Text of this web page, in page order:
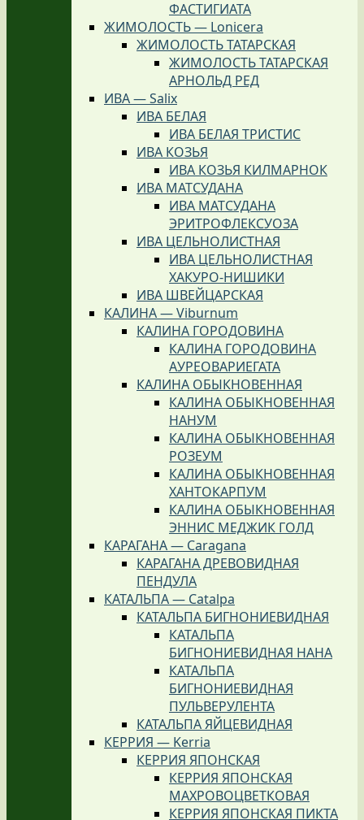
ФАСТИГИАТА
ЖИМОЛОСТЬ — Lonicera
ЖИМОЛОСТЬ ТАТАРСКАЯ
ЖИМОЛОСТЬ ТАТАРСКАЯ
АРНОЛЬД РЕД
ИВА — Salix
ИВА БЕЛАЯ
ИВА БЕЛАЯ ТРИСТИС
ИВА КОЗЬЯ
ИВА КОЗЬЯ КИЛМАРНОК
ИВА МАТСУДАНА
ИВА МАТСУДАНА
ЭРИТРОФЛЕКСУОЗА
ИВА ЦЕЛЬНОЛИСТНАЯ
ИВА ЦЕЛЬНОЛИСТНАЯ
ХАКУРО-НИШИКИ
ИВА ШВЕЙЦАРСКАЯ
КАЛИНА — Viburnum
КАЛИНА ГОРОДОВИНА
КАЛИНА ГОРОДОВИНА
АУРЕОВАРИЕГАТА
КАЛИНА ОБЫКНОВЕННАЯ
КАЛИНА ОБЫКНОВЕННАЯ
НАНУМ
КАЛИНА ОБЫКНОВЕННАЯ
РОЗЕУМ
КАЛИНА ОБЫКНОВЕННАЯ
ХАНТОКАРПУМ
КАЛИНА ОБЫКНОВЕННАЯ
ЭННИС МЕДЖИК ГОЛД
КАРАГАНА — Caragana
КАРАГАНА ДРЕВОВИДНАЯ
ПЕНДУЛА
КАТАЛЬПА — Catalpa
КАТАЛЬПА БИГНОНИЕВИДНАЯ
КАТАЛЬПА
БИГНОНИЕВИДНАЯ НАНА
КАТАЛЬПА
БИГНОНИЕВИДНАЯ
ПУЛЬВЕРУЛЕНТА
КАТАЛЬПА ЯЙЦЕВИДНАЯ
КЕРРИЯ — Kerria
КЕРРИЯ ЯПОНСКАЯ
КЕРРИЯ ЯПОНСКАЯ
МАХРОВОЦВЕТКОВАЯ
КЕРРИЯ ЯПОНСКАЯ ПИКТА